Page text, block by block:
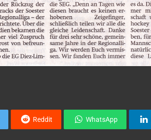
Reddit WhatsApp